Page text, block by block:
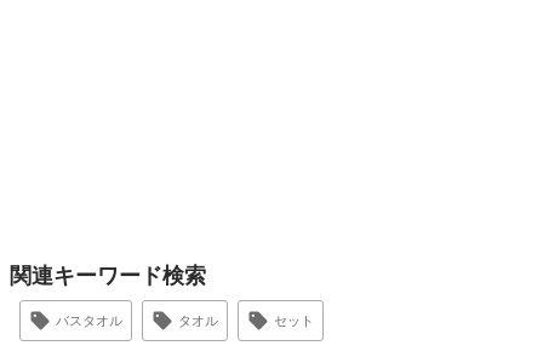
関連キーワード検索
バスタオル タオル セット